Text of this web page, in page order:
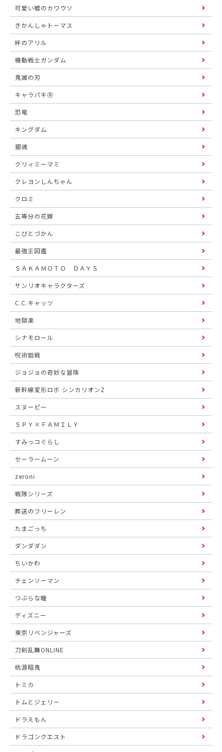
可愛い嘘のカワウソ
きかんしゃトーマス
絆のアリル
機動戦士ガンダム
鬼滅の刃
キャラパキⓇ
恐竜
キングダム
銀魂
クリィミーマミ
クレヨンしんちゃん
クロミ
五等分の花嫁
こびとづかん
最強王図鑑
ＳＡＫＡＭＯＴＯ ＤＡＹＳ
サンリオキャラクターズ
C.C.キャッツ
地獄楽
シナモロール
呪術廻戦
ジョジョの奇妙な冒険
新幹線変形ロボ シンカリオンZ
スヌーピー
ＳＰＹ×ＦＡＭＩＬＹ
すみっコぐらし
セーラームーン
zeroni
戦隊シリーズ
葬送のフリーレン
たまごっち
ダンダダン
ちいかわ
チェンソーマン
つぶらな瞳
ディズニー
東京リベンジャーズ
刀剣乱舞ONLINE
桃源暗鬼
トミカ
トムとジェリー
ドラえもん
ドラゴンクエスト